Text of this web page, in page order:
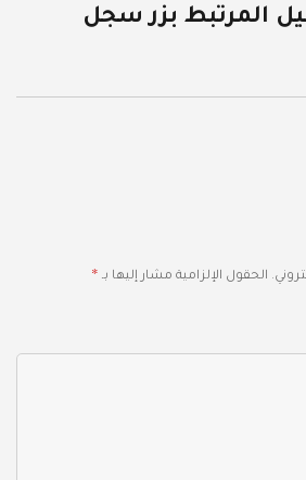
المرتبط بزر سجل
الحقول الإلزامية مشار إليها بـ *